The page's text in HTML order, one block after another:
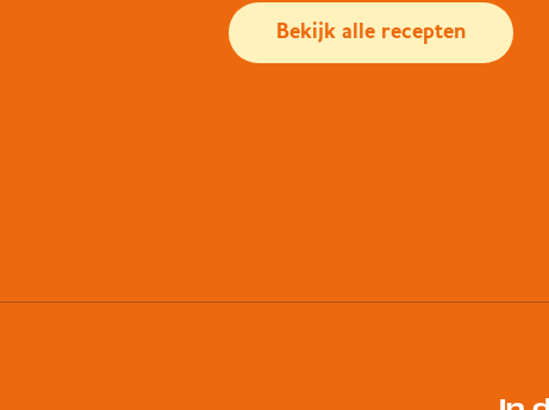
Bekijk alle recepten